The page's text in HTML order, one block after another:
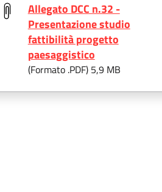
Allegato DCC n.32 -
Presentazione studio
fattibilità progetto
paesaggistico
(Formato .PDF) 5,9 MB